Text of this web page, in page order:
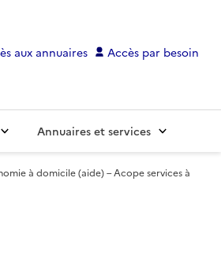
aux annuaires Accès par besoin
Annuaires et services
à domicile (aide) – Acope services à